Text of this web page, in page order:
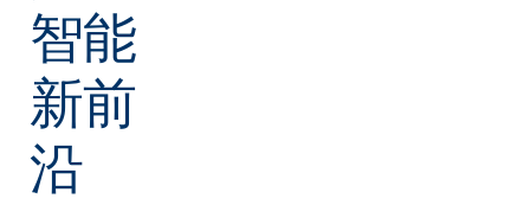
智能
新前
沿